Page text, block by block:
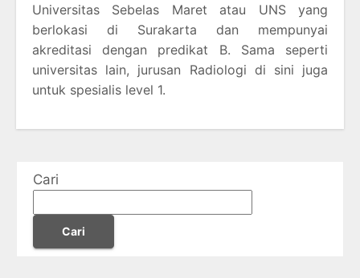
Universitas Sebelas Maret atau UNS yang
berlokasi di Surakarta dan mempunyai
akreditasi dengan predikat B. Sama seperti
universitas lain, jurusan Radiologi di sini juga
untuk spesialis level 1.
Cari
Cari